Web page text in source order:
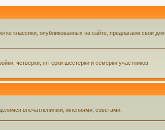
классики, опубликованных на сайте, предлагаем свои для
четверки, пятерки шестерки и семерки участников
впечатлениями, мнениями, советами.